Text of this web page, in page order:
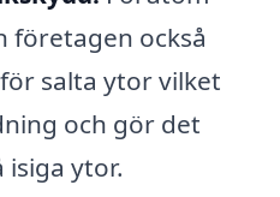
företagen också
salta ytor vilket
och gör det
isiga ytor.